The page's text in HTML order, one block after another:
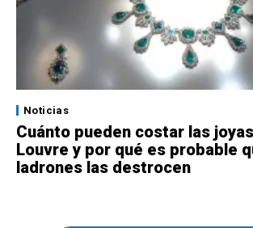
Noticias
Cuánto pueden costar las
Louvre y por qué es probable
ladrones las destrocen